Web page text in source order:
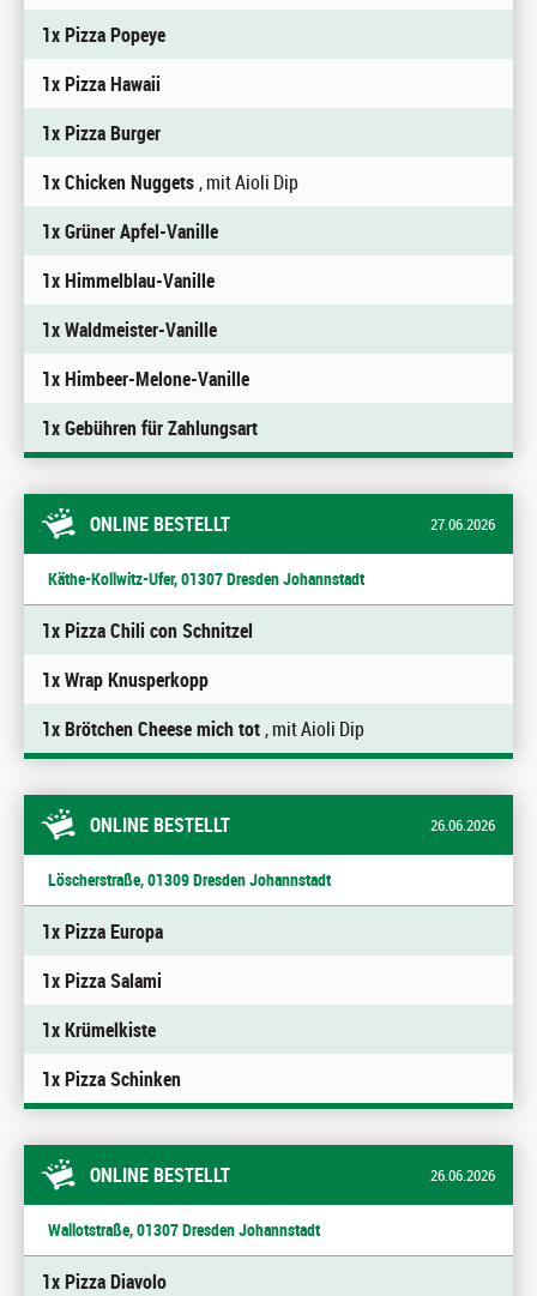
1x Pizza Popeye
1x Pizza Hawaii
1x Pizza Burger
1x Chicken Nuggets, mit Aioli Dip
1x Grüner Apfel-Vanille
1x Himmelblau-Vanille
1x Waldmeister-Vanille
1x Himbeer-Melone-Vanille
1x Gebühren für Zahlungsart
ONLINE BESTELLT 27.06.2026
Käthe-Kollwitz-Ufer, 01307 Dresden Johannstadt
1x Pizza Chili con Schnitzel
1x Wrap Knusperkopp
1x Brötchen Cheese mich tot, mit Aioli Dip
ONLINE BESTELLT 26.06.2026
Löscherstraße, 01309 Dresden Johannstadt
1x Pizza Europa
1x Pizza Salami
1x Krümelkiste
1x Pizza Schinken
ONLINE BESTELLT 26.06.2026
Wallotstraße, 01307 Dresden Johannstadt
1x Pizza Diavolo